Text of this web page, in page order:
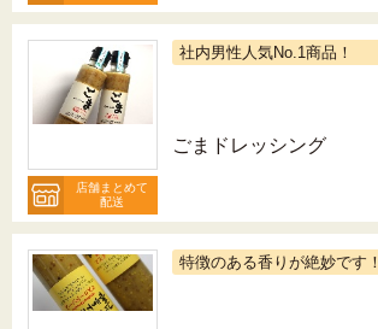
店舗まとめて
配送
社内男性人気No.1商品！
ごまドレッシング
特徴のある香りが絶妙です！